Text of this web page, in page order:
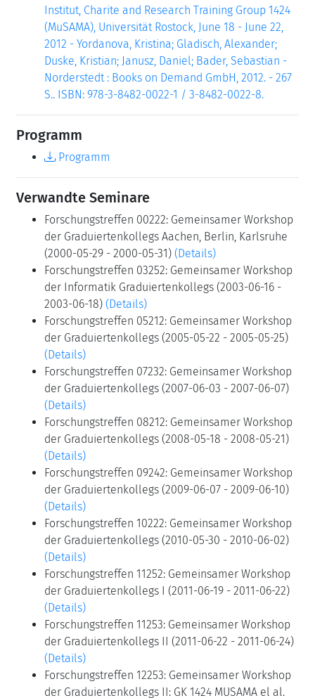
Institut, Charite and Research Training Group 1424
(MuSAMA), Universität Rostock, June 18 - June 22,
2012 - Yordanova, Kristina; Gladisch, Alexander;
Duske, Kristian; Janusz, Daniel; Bader, Sebastian -
Norderstedt : Books on Demand GmbH, 2012. - 267
S.. ISBN: 978-3-8482-0022-1 / 3-8482-0022-8.
Programm
Programm
Verwandte Seminare
Forschungstreffen 00222: Gemeinsamer Workshop
der Graduiertenkollegs Aachen, Berlin, Karlsruhe
(2000-05-29 - 2000-05-31) (Details)
Forschungstreffen 03252: Gemeinsamer Workshop
der Informatik Graduiertenkollegs (2003-06-16 -
2003-06-18) (Details)
Forschungstreffen 05212: Gemeinsamer Workshop
der Graduiertenkollegs (2005-05-22 - 2005-05-25)
(Details)
Forschungstreffen 07232: Gemeinsamer Workshop
der Graduiertenkollegs (2007-06-03 - 2007-06-07)
(Details)
Forschungstreffen 08212: Gemeinsamer Workshop
der Graduiertenkollegs (2008-05-18 - 2008-05-21)
(Details)
Forschungstreffen 09242: Gemeinsamer Workshop
der Graduiertenkollegs (2009-06-07 - 2009-06-10)
(Details)
Forschungstreffen 10222: Gemeinsamer Workshop
der Graduiertenkollegs (2010-05-30 - 2010-06-02)
(Details)
Forschungstreffen 11252: Gemeinsamer Workshop
der Graduiertenkollegs I (2011-06-19 - 2011-06-22)
(Details)
Forschungstreffen 11253: Gemeinsamer Workshop
der Graduiertenkollegs II (2011-06-22 - 2011-06-24)
(Details)
Forschungstreffen 12253: Gemeinsamer Workshop
der Graduiertenkollegs II: GK 1424 MUSAMA el al.